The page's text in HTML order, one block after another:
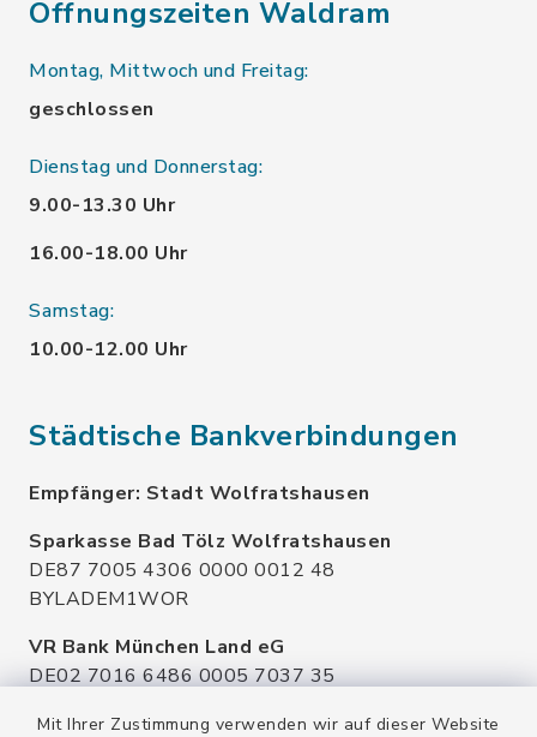
Mit Ihrer Zustimmung verwenden wir auf dieser Website
Öffnungszeiten Waldram
Montag, Mittwoch und Freitag:
geschlossen
Dienstag und Donnerstag:
9.00-13.30 Uhr
16.00-18.00 Uhr
Samstag:
10.00-12.00 Uhr
Städtische Bankverbindungen
Empfänger: Stadt Wolfratshausen
Sparkasse Bad Tölz Wolfratshausen
DE87 7005 4306 0000 0012 48
BYLADEM1WOR
VR Bank München Land eG
DE02 7016 6486 0005 7037 35